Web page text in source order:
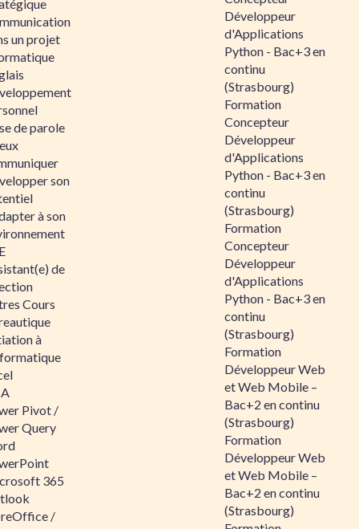
un projet
de parole
son
à son
de
Cours
à
Pivot /
Query
365
/
Développeur
d'Applications
Python - Bac+3 en
continu
(Strasbourg)
Formation
Concepteur
Développeur
d'Applications
Python - Bac+3 en
continu
(Strasbourg)
Formation
Concepteur
Développeur
d'Applications
Python - Bac+3 en
continu
(Strasbourg)
Formation
Développeur Web
et Web Mobile –
Bac+2 en continu
(Strasbourg)
Formation
Développeur Web
et Web Mobile –
Bac+2 en continu
(Strasbourg)